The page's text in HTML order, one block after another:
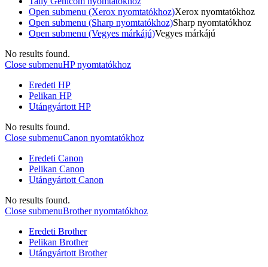
Open submenu (Xerox nyomtatókhoz)Xerox nyomtatókhoz
Open submenu (Sharp nyomtatókhoz)Sharp nyomtatókhoz
Open submenu (Vegyes márkájú)Vegyes márkájú
No results found.
Close submenuHP nyomtatókhoz
Eredeti HP
Pelikan HP
Utángyártott HP
No results found.
Close submenuCanon nyomtatókhoz
Eredeti Canon
Pelikan Canon
Utángyártott Canon
No results found.
Close submenuBrother nyomtatókhoz
Eredeti Brother
Pelikan Brother
Utángyártott Brother